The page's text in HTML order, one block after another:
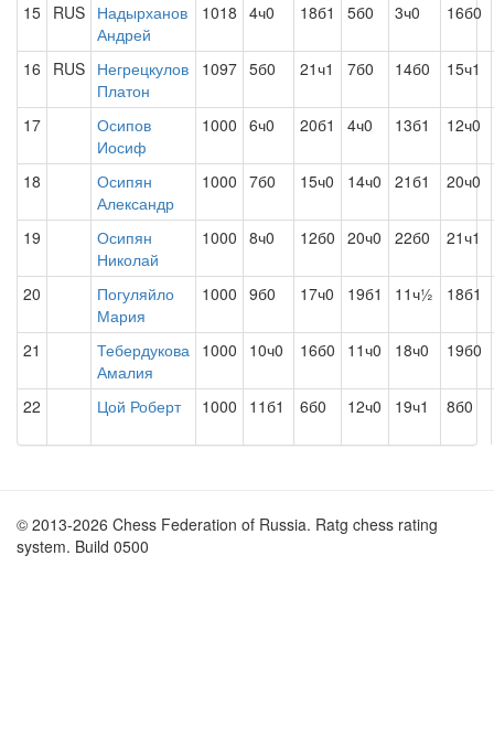
15 RUS Надырханов
Андрей
1018 4ч0 18б1 5б0 3ч0 16б0
16 RUS Негрецкулов
Платон
1097 5б0 21ч1 7б0 14б0 15ч1
17
Осипов
Иосиф
1000 6ч0 20б1 4ч0 13б1 12ч0
18
Осипян
Александр
1000 7б0 15ч0 14ч0 21б1 20ч0
19
Осипян
Николай
1000 8ч0 12б0 20ч0 22б0 21ч1
20
Погуляйло
Мария
1000 9б0 17ч0 19б1 11ч½ 18б1
21
Тебердукова
Амалия
1000 10ч0 16б0 11ч0 18ч0 19б0
22 Цой Роберт 1000 11б1 6б0 12ч0 19ч1 8б0
© 2013-2026 Chess Federation of Russia. Ratg chess rating
system. Build 0500